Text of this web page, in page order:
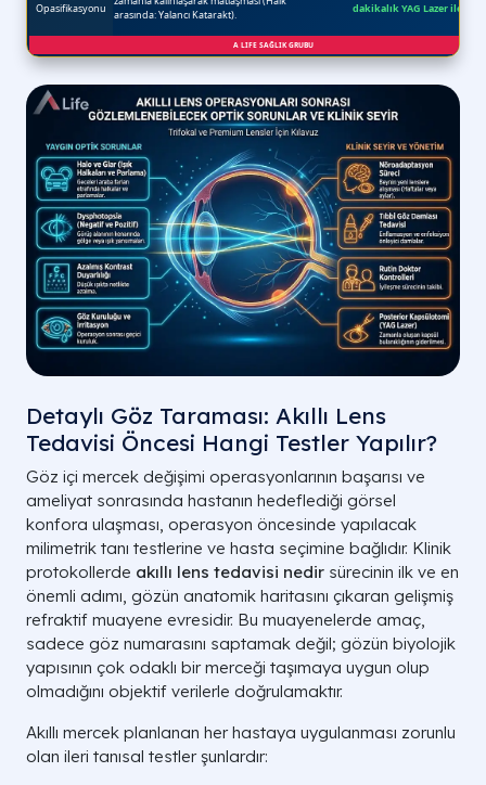
Detaylı Göz Taraması: Akıllı Lens
Tedavisi Öncesi Hangi Testler Yapılır?
Göz içi mercek değişimi operasyonlarının başarısı ve
ameliyat sonrasında hastanın hedeflediği görsel
konfora ulaşması, operasyon öncesinde yapılacak
milimetrik tanı testlerine ve hasta seçimine bağlıdır. Klinik
protokollerde akıllı lens tedavisi nedir sürecinin ilk ve en
önemli adımı, gözün anatomik haritasını çıkaran gelişmiş
refraktif muayene evresidir. Bu muayenelerde amaç,
sadece göz numarasını saptamak değil; gözün biyolojik
yapısının çok odaklı bir merceği taşımaya uygun olup
olmadığını objektif verilerle doğrulamaktır.
Akıllı mercek planlanan her hastaya uygulanması zorunlu
olan ileri tanısal testler şunlardır: